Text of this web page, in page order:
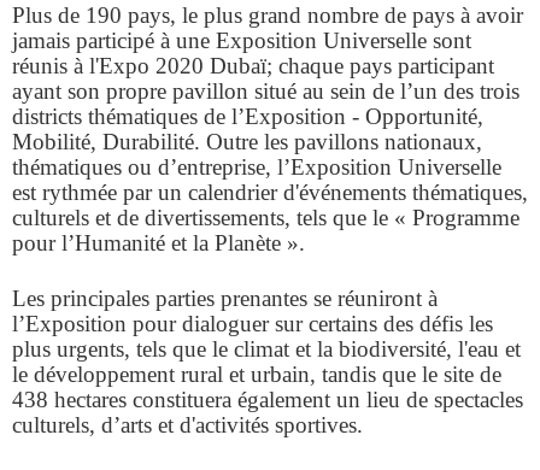
Plus de 190 pays, le plus grand nombre de pays à avoir
jamais participé à une Exposition Universelle sont
réunis à l'Expo 2020 Dubaï; chaque pays participant
ayant son propre pavillon situé au sein de l’un des trois
districts thématiques de l’Exposition - Opportunité,
Mobilité, Durabilité. Outre les pavillons nationaux,
thématiques ou d’entreprise, l’Exposition Universelle
est rythmée par un calendrier d'événements thématiques,
culturels et de divertissements, tels que le « Programme
pour l’Humanité et la Planète ».
Les principales parties prenantes se réuniront à
l’Exposition pour dialoguer sur certains des défis les
plus urgents, tels que le climat et la biodiversité, l'eau et
le développement rural et urbain, tandis que le site de
438 hectares constituera également un lieu de spectacles
culturels, d’arts et d'activités sportives.